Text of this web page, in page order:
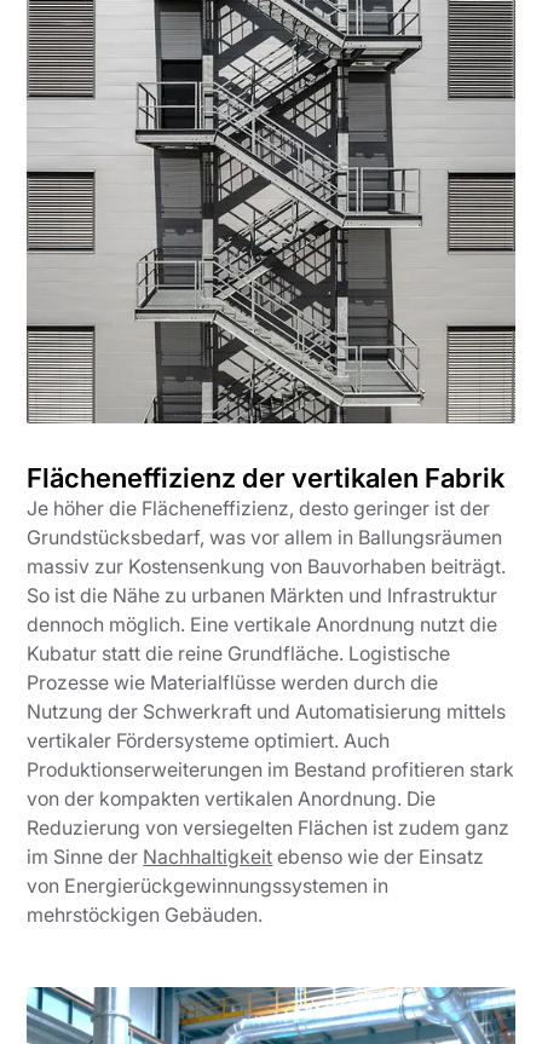
Flächeneffizienz der vertikalen Fabrik
Je höher die Flächeneffizienz, desto geringer ist der
Grundstücksbedarf, was vor allem in Ballungsräumen
massiv zur Kostensenkung von Bauvorhaben beiträgt.
So ist die Nähe zu urbanen Märkten und Infrastruktur
dennoch möglich. Eine vertikale Anordnung nutzt die
Kubatur statt die reine Grundfläche. Logistische
Prozesse wie Materialflüsse werden durch die
Nutzung der Schwerkraft und Automatisierung mittels
vertikaler Fördersysteme optimiert. Auch
Produktionserweiterungen im Bestand profitieren stark
von der kompakten vertikalen Anordnung. Die
Reduzierung von versiegelten Flächen ist zudem ganz
im Sinne der Nachhaltigkeitebenso wie der Einsatz
von Energierückgewinnungssystemen in
mehrstöckigen Gebäuden.